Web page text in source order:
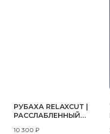
РУБАХА RELAXCUT |
РАССЛАБЛЕННЫЙ
10 300 ₽